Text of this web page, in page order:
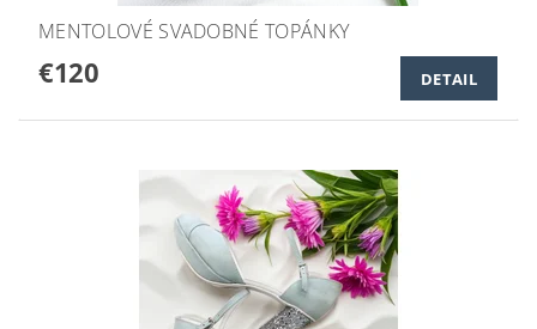
MENTOLOVÉ SVADOBNÉ TOPÁNKY
€120 DETAIL